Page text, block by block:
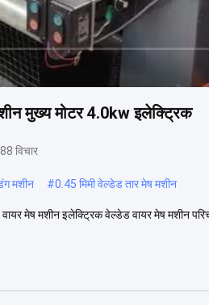
मुख्य मोटर 4.0kw इलेक्ट्रिक
88 विचार
मशीन #0.45 मिमी वेल्डेड तार मेष मशीन
मेष मशीन इलेक्ट्रिक वेल्डेड वायर मेष मशीन